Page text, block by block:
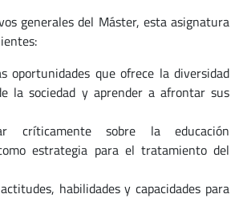
generales del Máster, esta asignatura
oportunidades que ofrece la diversidad
la sociedad y aprender a afrontar sus
críticamente sobre la educación
estrategia para el tratamiento del
habilidades y capacidades para